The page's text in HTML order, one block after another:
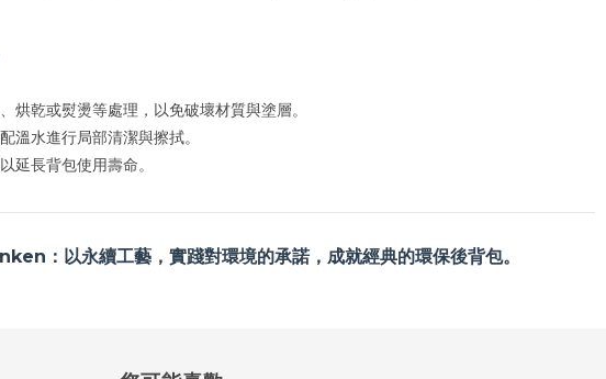
烘乾或熨燙等處理，以免破壞材質與塗層。
溫水進行局部清潔與擦拭。
延長背包使用壽命。
：以永續工藝，實踐對環境的承諾，成就經典的環保後背包。